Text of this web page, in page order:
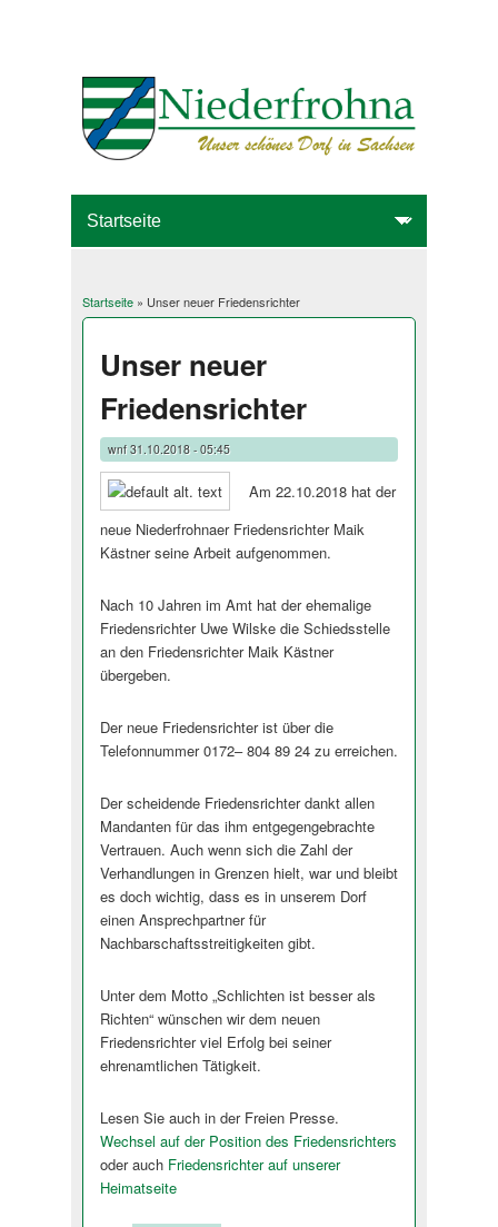
Sie sind hier
Startseite» Unser neuer Friedensrichter
Unser neuer
Friedensrichter
wnf31.10.2018 - 05:45
Am 22.10.2018 hat der
neue Niederfrohnaer Friedensrichter Maik
Kästner seine Arbeit aufgenommen.
Nach 10 Jahren im Amt hat der ehemalige
Friedensrichter Uwe Wilske die Schiedsstelle
an den Friedensrichter Maik Kästner
übergeben.
Der neue Friedensrichter ist über die
Telefonnummer 0172– 804 89 24 zu erreichen.
Der scheidende Friedensrichter dankt allen
Mandanten für das ihm entgegengebrachte
Vertrauen. Auch wenn sich die Zahl der
Verhandlungen in Grenzen hielt, war und bleibt
es doch wichtig, dass es in unserem Dorf
einen Ansprechpartner für
Nachbarschaftsstre­itigkeiten gib­t.
Unter dem Motto „Schlichten ist besser als
Richten“ wünschen wir dem neuen
Friedensrichter viel Erfolg bei seiner
ehrenamtlichen Tätigkeit.
Lesen Sie auch in der Freien Presse.
Wechsel auf der Position des Friedensrichters
oder auch Friedensrichter auf unserer
Heimatseite